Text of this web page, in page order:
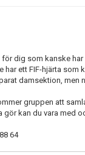
för dig som kanske
har ett FIF-hjärta som
damsektion, men
gruppen att
gör kan du vara med
64